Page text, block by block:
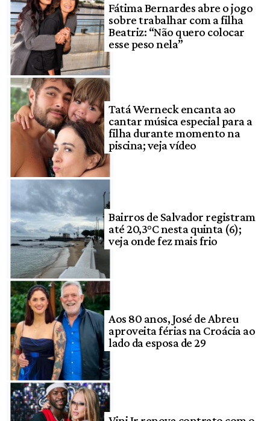
Fátima Bernardes abre o jogo
sobre trabalhar com a filha
Beatriz: “Não quero colocar
esse peso nela”
Tatá Werneck encanta ao
cantar música especial para a
filha durante momento na
piscina; veja vídeo
Bairros de Salvador registram
até 20,3°C nesta quinta (6);
veja onde fez mais frio
Aos 80 anos, José de Abreu
aproveita férias na Croácia ao
lado da esposa de 29